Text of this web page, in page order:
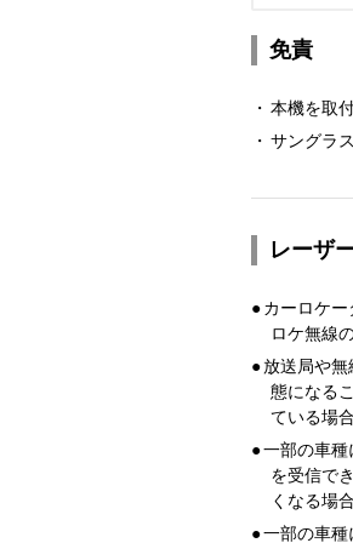
免責
・ 本機を取
・ サングラ
レーザ
● カーロケ
ロケ無線
●放送局や
態になる
ている場
●一部の車
を受信で
くなる場
●一部の車